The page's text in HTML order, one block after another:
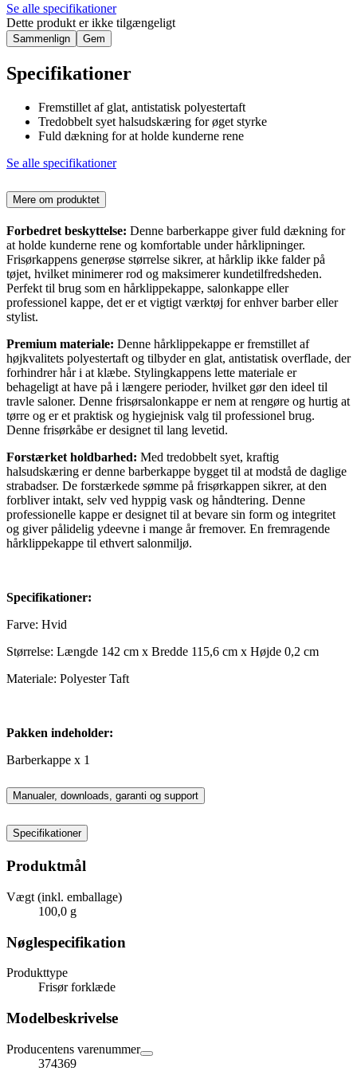
Se alle specifikationer
Dette produkt er ikke tilgængeligt
Sammenlign Gem
Specifikationer
Fremstillet af glat, antistatisk polyestertaft
Tredobbelt syet halsudskæring for øget styrke
Fuld dækning for at holde kunderne rene
Se alle specifikationer
Mere om produktet
Forbedret beskyttelse: Denne barberkappe giver fuld dækning for
at holde kunderne rene og komfortable under hårklipninger.
Frisørkappens generøse størrelse sikrer, at hårklip ikke falder på
tøjet, hvilket minimerer rod og maksimerer kundetilfredsheden.
Perfekt til brug som en hårklippekappe, salonkappe eller
professionel kappe, det er et vigtigt værktøj for enhver barber eller
stylist.
Premium materiale: Denne hårklippekappe er fremstillet af
højkvalitets polyestertaft og tilbyder en glat, antistatisk overflade, der
forhindrer hår i at klæbe. Stylingkappens lette materiale er
behageligt at have på i længere perioder, hvilket gør den ideel til
travle saloner. Denne frisørsalonkappe er nem at rengøre og hurtig at
tørre og er et praktisk og hygiejnisk valg til professionel brug.
Denne frisørkåbe er designet til lang levetid.
Forstærket holdbarhed: Med tredobbelt syet, kraftig
halsudskæring er denne barberkappe bygget til at modstå de daglige
strabadser. De forstærkede sømme på frisørkappen sikrer, at den
forbliver intakt, selv ved hyppig vask og håndtering. Denne
professionelle kappe er designet til at bevare sin form og integritet
og giver pålidelig ydeevne i mange år fremover. En fremragende
hårklippekappe til ethvert salonmiljø.
Specifikationer:
Farve: Hvid
Størrelse: Længde 142 cm x Bredde 115,6 cm x Højde 0,2 cm
Materiale: Polyester Taft
Pakken indeholder:
Barberkappe x 1
Manualer, downloads, garanti og support
Specifikationer
Produktmål
Vægt (inkl. emballage)
100,0 g
Nøglespecifikation
Produkttype
Frisør forklæde
Modelbeskrivelse
Producentens varenummer
374369